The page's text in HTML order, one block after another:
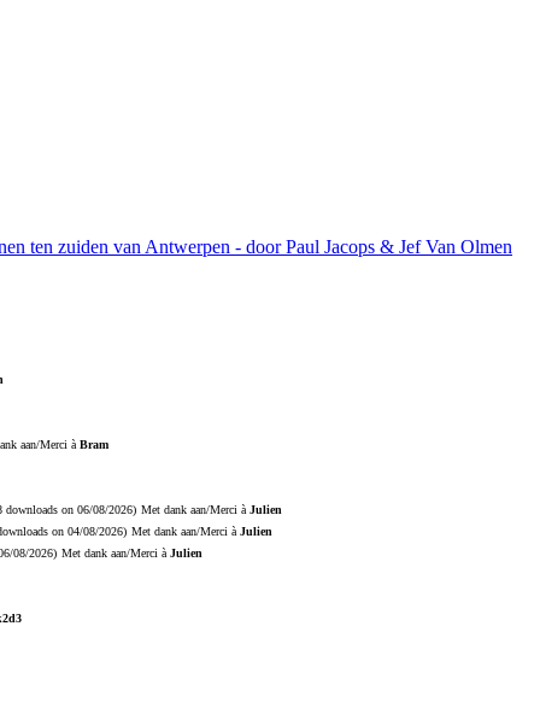
ten zuiden van Antwerpen - door Paul Jacops & Jef Van Olmen
aan/Merci à Bram
downloads on 06/08/2026) Met dank aan/Merci à Julien
on 04/08/2026) Met dank aan/Merci à Julien
08/2026) Met dank aan/Merci à Julien